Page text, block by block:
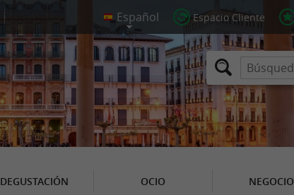
Espacio Cliente
DEGUSTACIÓN OCIO NEGOCIO